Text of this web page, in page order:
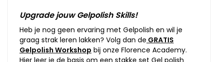
Upgrade jouw Gelpolish Skills!
Heb je nog geen ervaring met Gelpolish en wil je
graag strak leren lakken? Volg dan de GRATIS
Gelpolish Workshop bij onze Florence Academy.